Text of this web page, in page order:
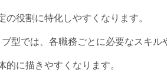
役割に特化しやすくなります。
型では、各職務ごとに必要なスキ
に描きやすくなります。